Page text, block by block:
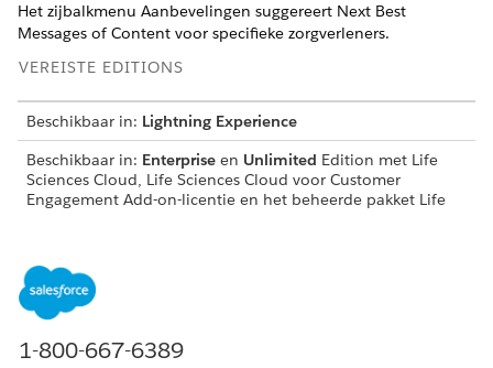
Het zijbalkmenu Aanbevelingen suggereert Next Best
Messages of Content voor specifieke zorgverleners.
VEREISTE EDITIONS
Beschikbaar in: Lightning Experience
Beschikbaar in: Enterprise en Unlimited Edition met Life
Sciences Cloud, Life Sciences Cloud voor Customer
Engagement Add-on-licentie en het beheerde pakket Life
Randvoorwaarden
Productberichtscore van territoriumaccount voor
berichtaanbevelingen of Territoriuminfo van
Configuratie: Het zijbalkmenu wordt dynamisch
1-800-667-6389